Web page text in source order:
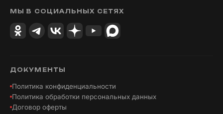
МЫ В СОЦИАЛЬНЫХ СЕТЯХ
ДОКУМЕНТЫ
Политика конфиденциальности
Политика обработки персональных данных
Договор оферты